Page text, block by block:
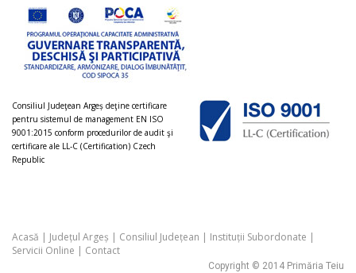
Consiliul Judeţean Argeș deţine certificare
pentru sistemul de management EN ISO
9001:2015 conform procedurilor de audit şi
certificare ale LL-C (Certification) Czech
Republic
Acasă | Județul Argeș | Consiliul Județean | Instituții Subordonate |
Servicii Online | Contact
Copyright © 2014 Primăria Teiu